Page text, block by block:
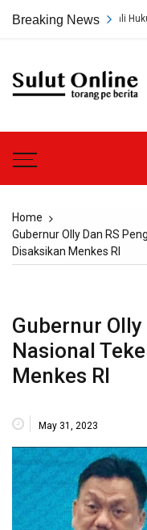
Breaking News
Ahli Hukum
Home
Gubernur Olly Dan RS
Disaksikan Menkes RI
Gubernur Olly
Nasional
Menkes RI
May 31, 2023